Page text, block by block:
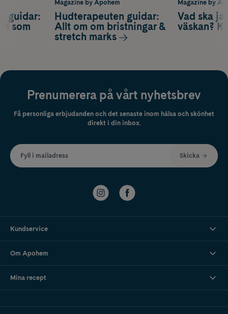
Magazine by
Vad ska
väskan?
guidar:
som
Magazine by Apohem
Hudterapeuten guidar:
Allt om om bristningar &
stretch marks
Prenumerera på vårt nyhetsbrev
Få personliga erbjudanden och det senaste inom hälsa och skönhet
direkt i din inbox.
Fyll i mailadress Skicka
Kundservice
Om Apohem
Mina recept